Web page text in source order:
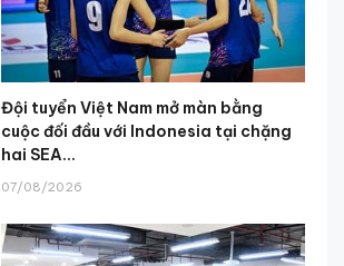
Đội tuyển Việt Nam mở màn bằng
cuộc đối đầu với Indonesia tại chặng
hai SEA...
07/08/2026